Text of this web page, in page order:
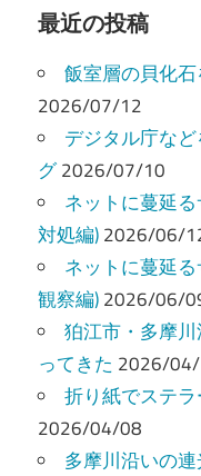
ビ
ゲ
ー
シ
ョ
ン
最近の投稿
飯室層の貝化
2026/07/12
デジタル庁な
グ2026/07/10
ネットに蔓延
対処編)2026/06/
ネットに蔓延
観察編)2026/06/
狛江市・多摩
ってきた 2026/
折り紙でステ
2026/04/08
多摩川沿いの